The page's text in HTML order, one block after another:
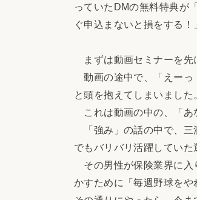
っていたDMの無料特典が
ぐ申込まないと損をする
まずは動画セミナーを先
動画の途中で、「えー
と頭を抱えてしまいました
これは動画の中の、「あ
「強み」の話の中で、三
でもバリバリ活躍していた
その男性が保険業界に入
かすために「毎週野球をや